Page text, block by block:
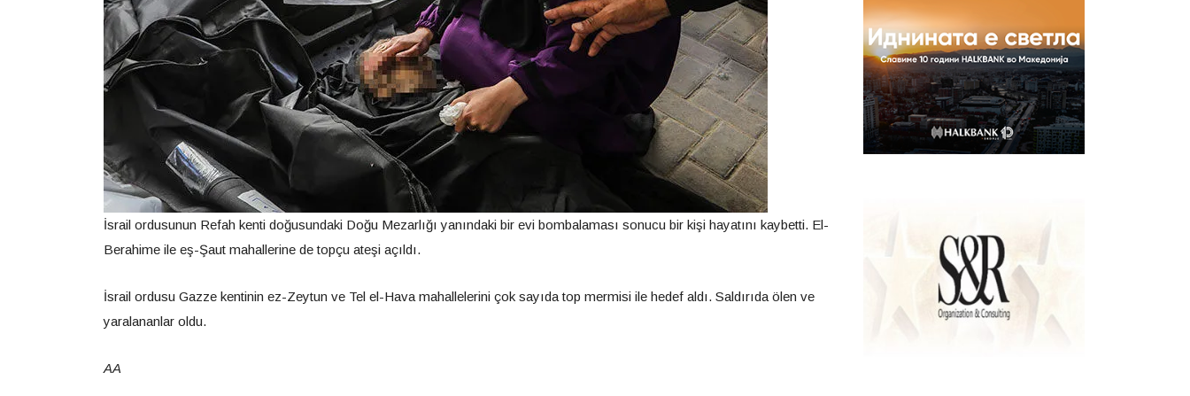
İsrail ordusunun Refah kenti doğusundaki Doğu Mezarlığı yanındaki bir evi bombalaması sonucu bir kişi hayatını kaybetti. El-
Berahime ile eş-Şaut mahallerine de topçu ateşi açıldı.
İsrail ordusu Gazze kentinin ez-Zeytun ve Tel el-Hava mahallelerini çok sayıda top mermisi ile hedef aldı. Saldırıda ölen ve
yaralananlar oldu.
AA